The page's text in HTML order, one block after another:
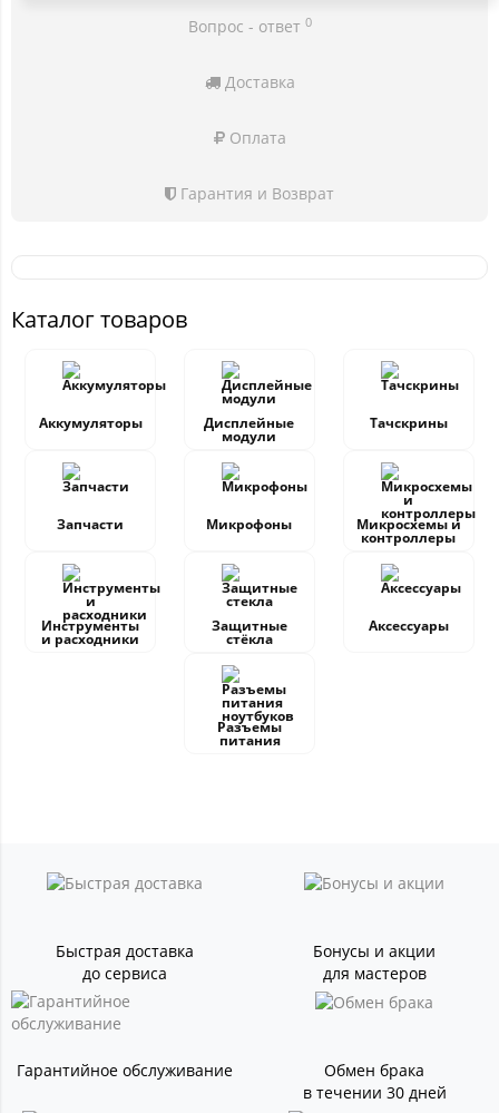
Вопрос - ответ 0
Доставка
Оплата
Гарантия и Возврат
Каталог товаров
Аккумуляторы Дисплейные
модули
Тачскрины
Запчасти Микрофоны Микросхемы и
контроллеры
Инструменты
и расходники
Защитные
стёкла
Аксессуары
Разъемы
питания
Быстрая доставка
до сервиса
Бонусы и акции
для мастеров
Гарантийное обслуживание
Обмен брака
в течении 30 дней